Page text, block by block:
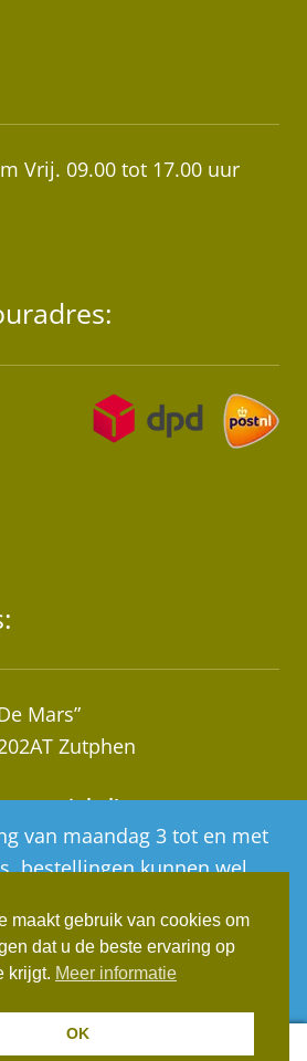
van maandag 3 tot en met
bestellingen kunnen wel
worden vanaf
op volgorde van
Vrij. 09.00 tot 17.00 uur
Mars”
Zutphen
winkel!
op afspraak!
Realisatie:
0
maakt gebruik van cookies om
dat u de beste ervaring op
krijgt. Meer informatie
OK